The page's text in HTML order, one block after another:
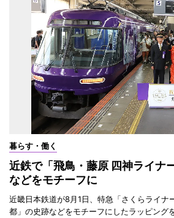
暮らす・働く
近鉄で「飛鳥・藤原 四神ライ
などをモチーフに
近畿日本鉄道が8月1日、特急「さくらライナ
都」の史跡などをモチーフにしたラッピング